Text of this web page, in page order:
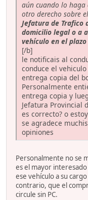
aún cuando lo haga
otro derecho sobre
Jefatura de Trafico
domicilio legal o a
vehículo en el
[/b]
le notificais al
conduce el
entrega copia del
Personalmente
entrega copia y
Jefatura Provincial
es correcto? o
se agradece
opiniones
Personalmente no se
es el mayor
ese vehículo a su
contrario, que el
circule sin PC.